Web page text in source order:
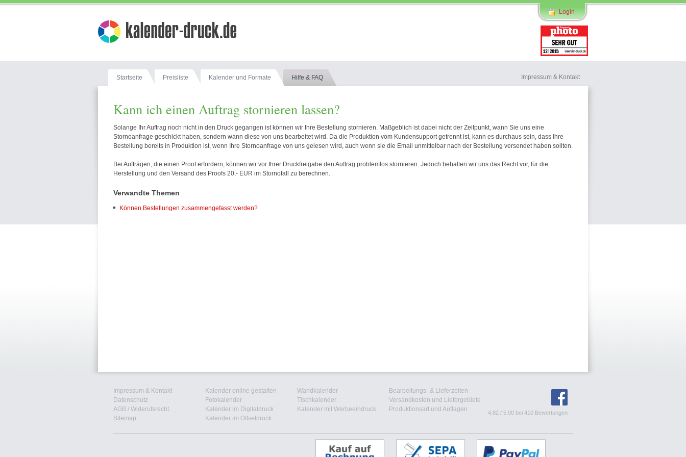
Login
Startseite Preisliste Kalender und Formate Hilfe & FAQ Impressum & Kontakt
Kann ich einen Auftrag stornieren lassen?
Solange Ihr Auftrag noch nicht in den Druck gegangen ist können wir Ihre Bestellung stornieren. Maßgeblich ist dabei nicht der Zeitpunkt, wann Sie uns eine
Stornoanfrage geschickt haben, sondern wann diese von uns bearbeitet wird. Da die Produktion vom Kundensupport getrennt ist, kann es durchaus sein, dass Ihre
Bestellung bereits in Produktion ist, wenn Ihre Stornoanfrage von uns gelesen wird, auch wenn sie die Email unmittelbar nach der Bestellung versendet haben sollten.
Bei Aufträgen, die einen Proof erfordern, können wir vor Ihrer Druckfreigabe den Auftrag problemlos stornieren. Jedoch behalten wir uns das Recht vor, für die
Herstellung und den Versand des Proofs 20,- EUR im Stornofall zu berechnen.
Verwandte Themen
Können Bestellungen zusammengefasst werden?
Impressum & Kontakt
Datenschutz
AGB / Widerufsrecht
Sitemap
Kalender online gestalten
Fotokalender
Kalender im Digitaldruck
Kalender im Offsetdruck
Wandkalender
Tischkalender
Kalender mit Werbeeindruck
Bearbeitungs- & Lieferzeiten
Versandkosten und Liefergebiete
Produktionsart und Auflagen
4.82 / 5.00 bei 410 Bewertungen